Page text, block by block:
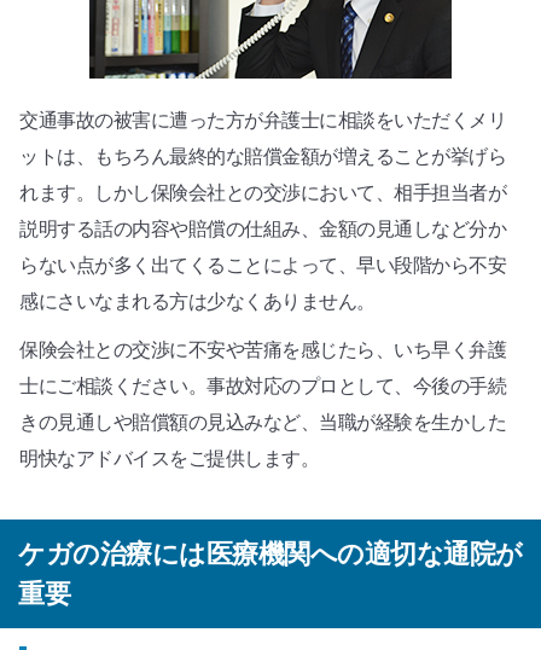
交通事故の被害に遭った方が弁護士に相談をいただくメリ
ットは、もちろん最終的な賠償金額が増えることが挙げら
れます。しかし保険会社との交渉において、相手担当者が
説明する話の内容や賠償の仕組み、金額の見通しなど分か
らない点が多く出てくることによって、早い段階から不安
感にさいなまれる方は少なくありません。
保険会社との交渉に不安や苦痛を感じたら、いち早く弁護
士にご相談ください。事故対応のプロとして、今後の手続
きの見通しや賠償額の見込みなど、当職が経験を生かした
明快なアドバイスをご提供します。
ケガの治療には医療機関への適切な通院が
重要